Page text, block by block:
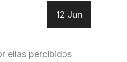
12 Jun
ellas percibidos